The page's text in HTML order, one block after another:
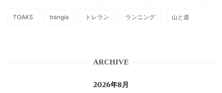
TOAKS trangia トレラン ランニング 山と道
ARCHIVE
2026年8月